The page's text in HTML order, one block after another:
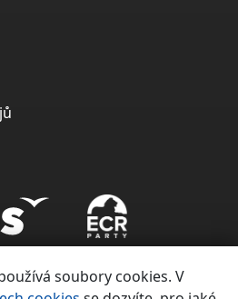
soubory cookies. V